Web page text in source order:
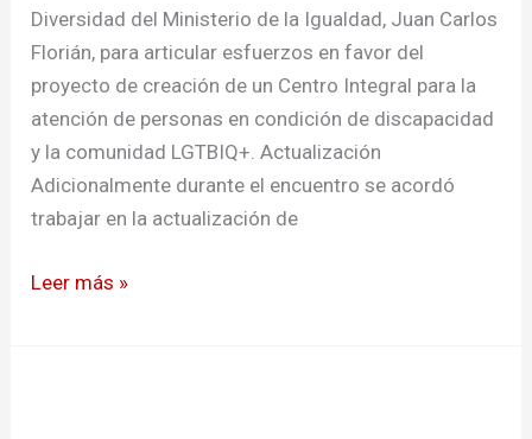
Diversidad del Ministerio de la Igualdad, Juan Carlos
Florián, para articular esfuerzos en favor del
proyecto de creación de un Centro Integral para la
atención de personas en condición de discapacidad
y la comunidad LGTBIQ+. Actualización
Adicionalmente durante el encuentro se acordó
trabajar en la actualización de
y
la
comunidad
LGTBIQ+
en
Pasto
Leer más »